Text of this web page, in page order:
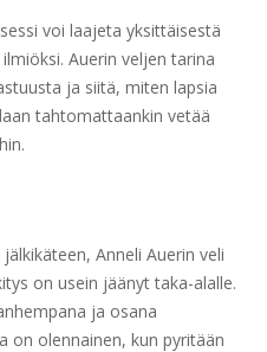
voi laajeta yksittäisestä
Auerin veljen tarina
ja siitä, miten lapsia
tahtomattaankin vetää
Anneli Auerin veli
on usein jäänyt taka-alalle.
ja osana
on olennainen, kun pyritään